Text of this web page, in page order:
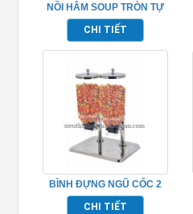
NỒI HÂM SOUP TRÒN TỰ
PHỤC VỤ NHÀ HÀNG
BUFFET – TP697030
CHI TIẾT
BÌNH ĐỰNG NGŨ CỐC 2
NGĂN INOX TP697050
CHI TIẾT